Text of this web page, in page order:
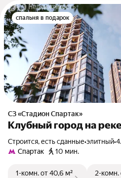
спальня в подарок
СЗ «Стадион Спартак»
Клубный город на
Строится, есть сданные•элитный•
Спартак
10 мин.
1-комн.от 40,6 м²
2-комн.